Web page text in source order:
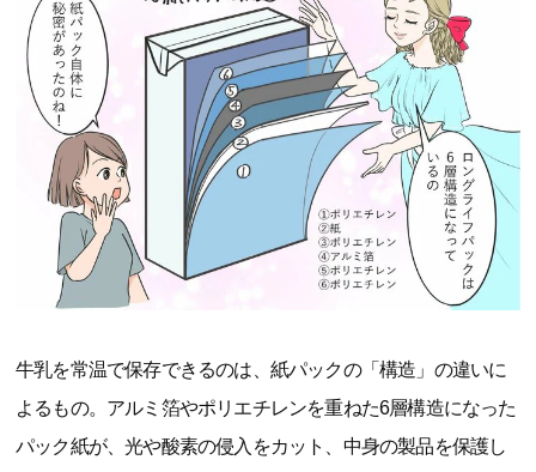
牛乳を常温で保存できるのは、紙パックの「構造」の違いに
よるもの。アルミ箔やポリエチレンを重ねた6層構造になった
パック紙が、光や酸素の侵入をカット、中身の製品を保護し